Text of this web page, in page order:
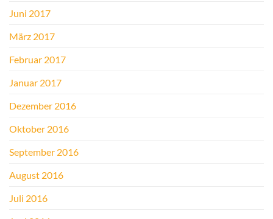
Juni 2017
März 2017
Februar 2017
Januar 2017
Dezember 2016
Oktober 2016
September 2016
August 2016
Juli 2016